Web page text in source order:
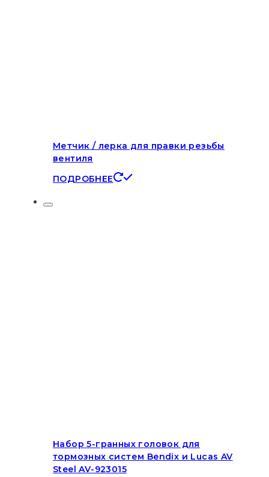
Метчик / лерка для правки резьбы
вентиля
ПОДРОБНЕЕ
Набор 5-гранных головок для
тормозных систем Bendix и Lucas AV
Steel AV-923015